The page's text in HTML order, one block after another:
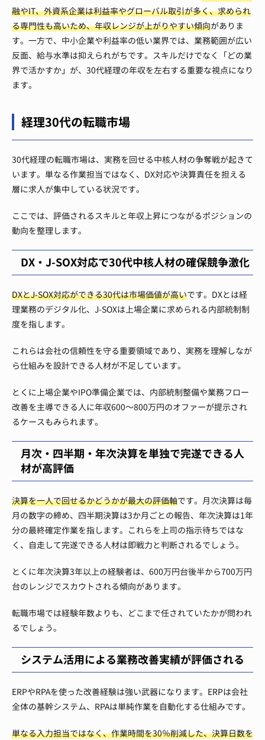
融やIT、外資系企業は利益率やグローバル取引が多く、求められ
る専門性も高いため、年収レンジが上がりやすい傾向がありま
す。一方で、中小企業や利益率の低い業界では、業務範囲が広い
反面、給与水準は抑えられがちです。スキルだけでなく「どの業
界で活かすか」が、30代経理の年収を左右する重要な視点になり
ます。
経理30代の転職市場
30代経理の転職市場は、実務を回せる中核人材の争奪戦が起きて
います。単なる作業担当ではなく、DX対応や決算責任を担える
層に求人が集中している状況です。
ここでは、評価されるスキルと年収上昇につながるポジションの
動向を整理します。
DX・J-SOX対応で30代中核人材の確保競争激化
DXとJ-SOX対応ができる30代は市場価値が高いです。DXとは経
理業務のデジタル化、J-SOXは上場企業に求められる内部統制制
度を指します。
これらは会社の信頼性を守る重要領域であり、実務を理解しなが
ら仕組みを設計できる人材が不足しています。
とくに上場企業やIPO準備企業では、内部統制整備や業務フロー
改善を主導できる人に年収600〜800万円のオファーが提示され
るケースもみられます。
月次・四半期・年次決算を単独で完遂できる人
材が高評価
決算を一人で回せるかどうかが最大の評価軸です。月次決算は毎
月の数字の締め、四半期決算は3か月ごとの報告、年次決算は1年
分の最終確定作業を指します。これらを上司の指示待ちではな
く、自走して完遂できる人材は即戦力と判断されるでしょう。
とくに年次決算3年以上の経験者は、600万円台後半から700万円
台のレンジでスカウトされる傾向があります。
転職市場では経験年数よりも、どこまで任されていたかが問われ
るでしょう。
システム活用による業務改善実績が評価される
ERPやRPAを使った改善経験は強い武器になります。ERPは会社
全体の基幹システム、RPAは単純作業を自動化する仕組みです。
単なる入力担当ではなく、作業時間を30％削減した、決算日数を